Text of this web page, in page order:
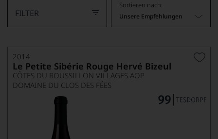
FILTER
Sortieren nach:
Unsere Empfehlungen
2014
Le Petite Sibérie Rouge Hervé Bizeul
CÔTES DU ROUSSILLON VILLAGES AOP
DOMAINE DU CLOS DES FÉES